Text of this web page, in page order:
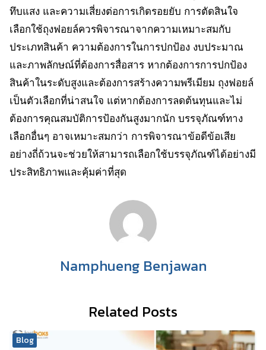
ทึบแสง และความเสี่ยงต่อการเกิดรอยยับ การตัดสินใจ
เลือกใช้ถุงฟอยล์ควรพิจารณาจากความเหมาะสมกับ
ประเภทสินค้า ความต้องการในการปกป้อง งบประมาณ
และภาพลักษณ์ที่ต้องการสื่อสาร หากต้องการการปกป้อง
สินค้าในระดับสูงและต้องการสร้างความพรีเมียม ถุงฟอยล์
เป็นตัวเลือกที่น่าสนใจ แต่หากต้องการลดต้นทุนและไม่
ต้องการคุณสมบัติการป้องกันสูงมากนัก บรรจุภัณฑ์ทาง
เลือกอื่นๆ อาจเหมาะสมกว่า การพิจารณาข้อดีข้อเสีย
อย่างถี่ถ้วนจะช่วยให้สามารถเลือกใช้บรรจุภัณฑ์ได้อย่างมี
ประสิทธิภาพและคุ้มค่าที่สุด
Namphueng Benjawan
Related Posts
Blog